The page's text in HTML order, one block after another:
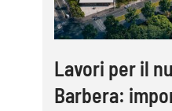
Lavori per il
Barbera: